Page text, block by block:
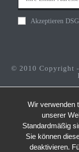
Akzeptieren
© 2010 Copyright
Wir verwenden
unserer
Standardmäßig
Sie können
deaktivieren.